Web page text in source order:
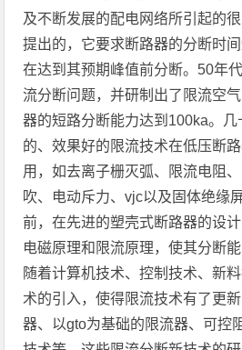
及不断发展的配电网络所引起的
提出的，它要求断路器的分断时
在达到其预期峰值前分断。50年
流分断问题，并研制出了限流空
器的短路分断能力达到100ka。
的、效果好的限流技术在低压断
用，如去离子栅灭弧、限流电阻
吹、电动斥力、vjc以及固体绝缘
前，在先进的塑壳式断路器的设
电磁原理和限流原理，使其分断
随着计算机技术、控制技术、新
术的引入，使得限流技术有了更
器、以gto为基础的限流器、可控